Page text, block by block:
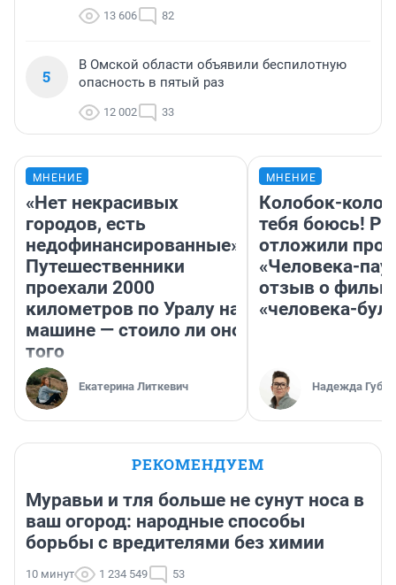
13 606 82
5
В Омской области объявили беспилотную
опасность в пятый раз
12 002 33
МНЕНИЕ
«Нет некрасивых
городов, есть
недофинансированные».
Путешественники
проехали 2000
километров по Уралу на
машине — стоило ли оно
того
Екатерина Литкевич
МНЕНИЕ
Колобок-
тебя боюсь!
отложили
«Человека-
отзыв о
«человека-
Надежда
РЕКОМЕНДУЕМ
Муравьи и тля больше не сунут носа в
ваш огород: народные способы
борьбы с вредителями без химии
10 минут 1 234 549 53